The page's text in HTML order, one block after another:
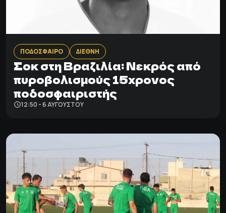
ΠΟΔΟΣΦΑΙΡΟ ΔΙΕΘΝΗ
Σοκ στη Βραζιλία: Νεκρός από
πυροβολισμούς 15χρονος
ποδοσφαιριστής
12:50 - 6 ΑΥΓΟΎΣΤΟΥ